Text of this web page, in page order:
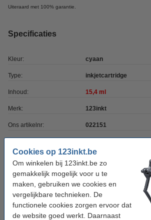
Cookies op 123inkt.be
Om winkelen bij 123inkt.be zo
gemakkelijk mogelijk voor u te
maken, gebruiken we cookies en
vergelijkbare technieken. De
functionele cookies zorgen ervoor dat
de website goed werkt. Daarnaast
Uiteraard met 100% garantie.
Specificaties
Kleur: cyaan
Type: inkjetcartridge
Inhoud: 15,4 ml
Merk: 123inkt
Ons artikelnr: 022151
Tip: complete set bestellen
Epson aanbieding T042-serie zwart
kleuren (123inkt huismerk)
€ 21,00